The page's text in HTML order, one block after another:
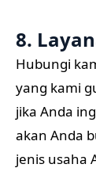
8.
Hubungi
yang kami
jika Anda
akan Anda
jenis usaha